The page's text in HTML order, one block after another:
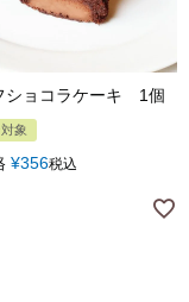
ショコラケーキ 1個
象
¥356税込